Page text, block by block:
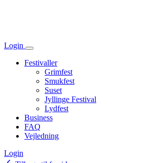
Login
Festivaller
Grimfest
Smukfest
Suset
Jyllinge Festival
Lydfest
Business
FAQ
Vejledning
Login